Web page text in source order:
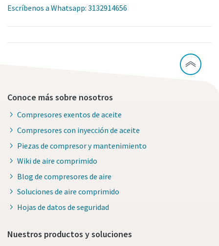
Escríbenos a Whatsapp: 3132914656
Conoce más sobre nosotros
Compresores exentos de aceite
Compresores con inyección de aceite
Piezas de compresor y mantenimiento
Wiki de aire comprimido
Blog de compresores de aire
Soluciones de aire comprimido
Hojas de datos de seguridad
Nuestros productos y soluciones